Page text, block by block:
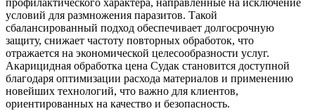
профилактического характера, направленные на исключение
условий для размножения паразитов. Такой
сбалансированный подход обеспечивает долгосрочную
защиту, снижает частоту повторных обработок, что
отражается на экономической целесообразности услуг.
Акарицидная обработка цена Судак становится доступной
благодаря оптимизации расхода материалов и применению
новейших технологий, что важно для клиентов,
ориентированных на качество и безопасность.